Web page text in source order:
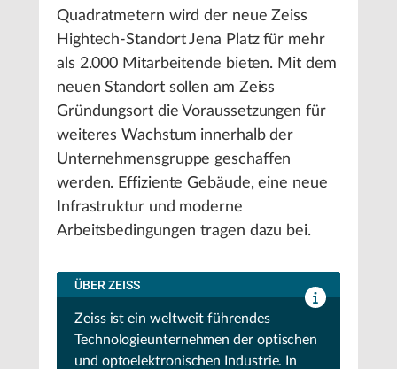
Quadratmetern wird der neue Zeiss
Hightech-Standort Jena Platz für mehr
als 2.000 Mitarbeitende bieten. Mit dem
neuen Standort sollen am Zeiss
Gründungsort die Voraussetzungen für
weiteres Wachstum innerhalb der
Unternehmensgruppe geschaffen
werden. Effiziente Gebäude, eine neue
Infrastruktur und moderne
Arbeitsbedingungen tragen dazu bei.
ÜBER ZEISS
Zeiss ist ein weltweit führendes
Technologieunternehmen der optischen
und optoelektronischen Industrie. In